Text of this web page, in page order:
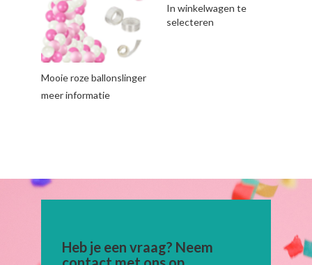
In winkelwagen te
selecteren
Mooie roze ballonslinger
meer informatie
Heb je een vraag? Neem